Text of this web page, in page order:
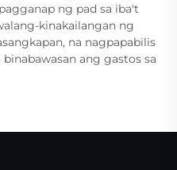
ng pad sa iba't
kinakailangan ng
na nagpapabilis
ang gastos sa